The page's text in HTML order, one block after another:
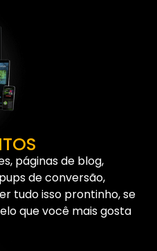
páginas de blog,
de conversão,
tudo isso prontinho, se
que você mais gosta